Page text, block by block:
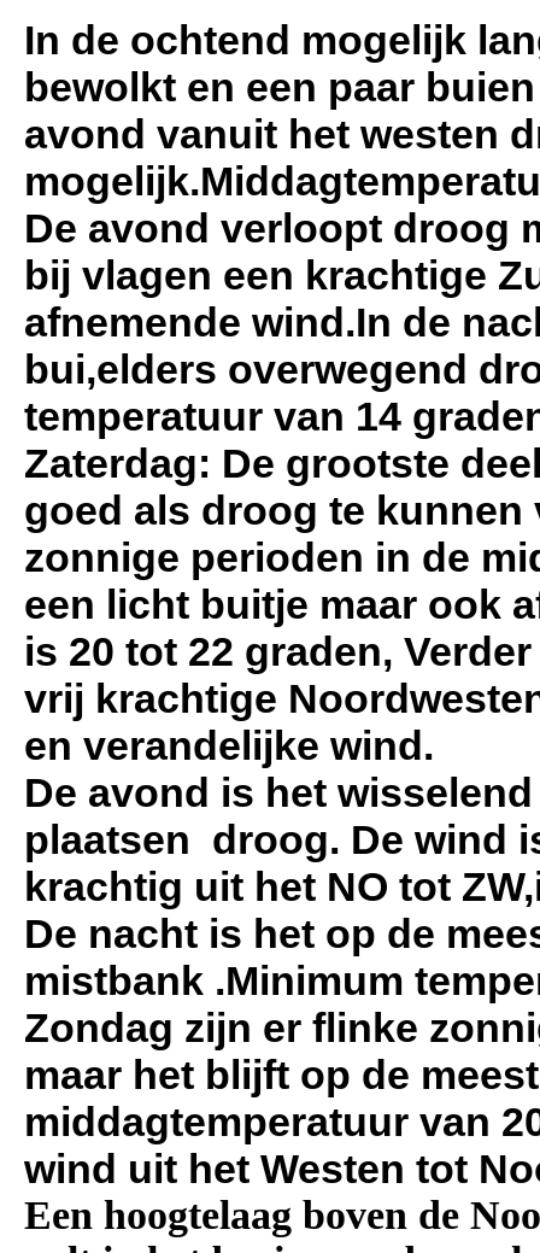
In de ochtend mogelijk
bewolkt en een paar
avond vanuit het westen
De avond verloopt droog
bij vlagen een krachtige
afnemende wind.In de
bui,elders overwegend
temperatuur van 14
Zaterdag: De grootste
goed als droog te
zonnige perioden in de
een licht buitje maar ook
is 20 tot 22 graden,
vrij krachtige
en verandelijke wind.
De avond is het
plaatsen droog. De wind
krachtig uit het NO tot
De nacht is het op de
mistbank .Minimum
Zondag zijn er flinke
maar het blijft op de
middagtemperatuur van
wind uit het Westen tot
Een hoogtelaag boven de